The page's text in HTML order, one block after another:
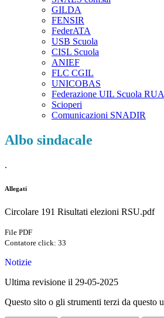
GILDA
FENSIR
FederATA
USB Scuola
CISL Scuola
ANIEF
FLC CGIL
UNICOBAS
Federazione UIL Scuola
Scioperi
Comunicazioni SNADIR
Albo sindacale
.
Allegati
Circolare 191 Risultati elezioni RSU.pdf
File PDF
Contatore click: 33
Notizie
Ultima revisione il 29-05-2025
Questo sito o gli strumenti terzi da questo